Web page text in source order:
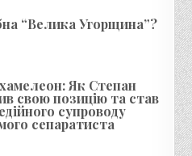
“Велика Угорщина”?
Як Степан
свою позицію та став
супроводу
сепаратиста